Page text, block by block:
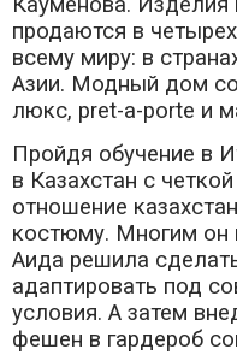
продаются в
всему миру: в
Азии. Модный дом
люкс, pret-a-porte и
Пройдя обучение в
в Казахстан с
отношение
костюму. Многим он
Аида решила
адаптировать под
условия. А затем
фешен в гардероб